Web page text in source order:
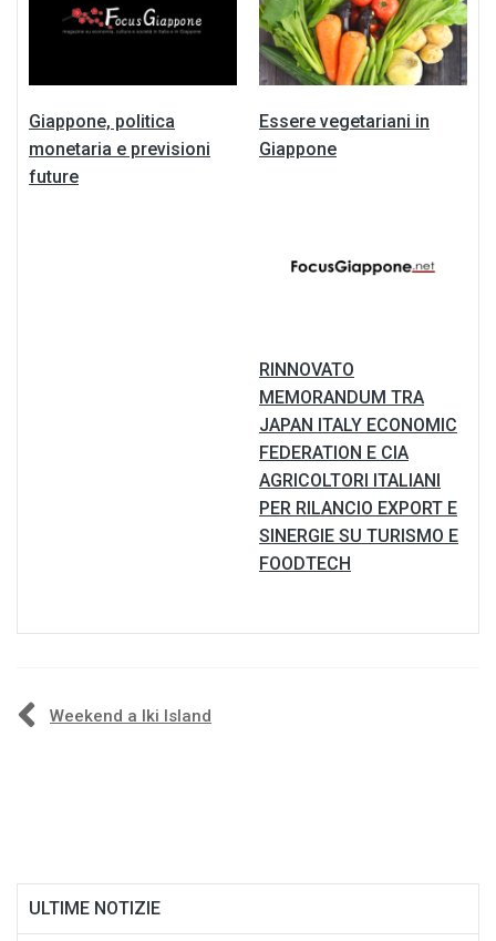
Giappone, politica
monetaria e previsioni
future
Essere vegetariani in
Giappone
RINNOVATO
MEMORANDUM TRA
JAPAN ITALY ECONOMIC
FEDERATION E CIA
AGRICOLTORI ITALIANI
PER RILANCIO EXPORT E
SINERGIE SU TURISMO E
FOODTECH
Navigazione
Weekend a Iki Island
ULTIME NOTIZIE